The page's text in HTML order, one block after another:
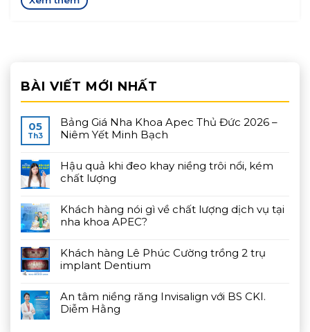
BÀI VIẾT MỚI NHẤT
05
Th3
Bảng Giá Nha Khoa Apec Thủ Đức 2026 –
Niêm Yết Minh Bạch
Hậu quả khi đeo khay niềng trôi nổi, kém
chất lượng
Khách hàng nói gì về chất lượng dịch vụ tại
nha khoa APEC?
Khách hàng Lê Phúc Cường trồng 2 trụ
implant Dentium
An tâm niềng răng Invisalign với BS CKI.
Diễm Hằng